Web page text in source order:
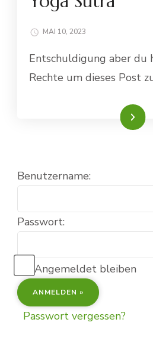
MAI 10, 2023
Entschuldigung aber du
Rechte um dieses Post
Weiterlesen
Benutzername:
Passwort:
Angemeldet bleiben
Passwort vergessen?